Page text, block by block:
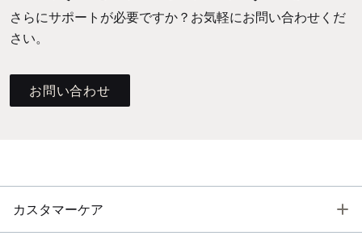
さらにサポートが必要ですか？お気軽にお問い合わせくだ
さい。
お問い合わせ
カスタマーケア